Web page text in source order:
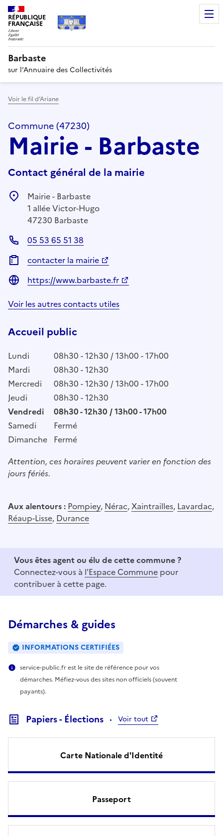
RÉPUBLIQUE
FRANÇAISE
Barbaste
sur l’Annuaire des Collectivités
Voir le fil d’Ariane
Commune (47230)
Mairie - Barbaste
Contact général de la mairie
Mairie - Barbaste
1 allée Victor-Hugo
47230 Barbaste
05 53 65 51 38
contacter la mairie
https://www.barbaste.fr
Voir les autres contacts utiles
Accueil public
Lundi
08h30 - 12h30 / 13h00 - 17h00
Mardi
08h30 - 12h30
Mercredi
08h30 - 12h30 / 13h00 - 17h00
Jeudi
08h30 - 12h30
Vendredi
08h30 - 12h30 / 13h00 - 17h00
Samedi
Fermé
Dimanche Fermé
Attention, ces horaires peuvent varier en fonction des
jours fériés.
Aux alentours : Pompiey, Nérac,Xaintrailles, Lavardac,
Réaup-Lisse, Durance
Vous êtes agent ou élu de cette commune ?
Connectez-vous à l'Espace Commune pour
contribuer à cette page.
Démarches & guides
INFORMATIONS CERTIFIÉES
service-public.fr est le site de référence pour vos
démarches. Méfiez-vous des sites non officiels (souvent
payants).
Papiers - Élections Voir tout
Carte Nationale d'Identité
Passeport